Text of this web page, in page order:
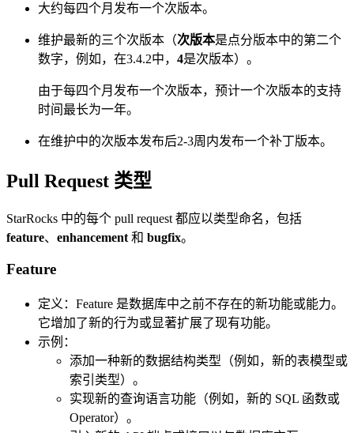
大约每四个月发布一个次版本。
维护最新的三个次版本（次版本是点分版本中的第二个
数字，例如，在3.4.2中， 4是次版本）。
由于每四个月发布一个次版本，预计一个次版本的支持
时间最长为一年。
在维护中的次版本发布后2-3周内发布一个补丁版本。
Pull Request 类型
StarRocks 中的每个 pull request 都应以类型命名，包括
feature、 enhancement和 bugfix。
Feature
定义：Feature 是数据库中之前不存在的新功能或能力。
它增加了新的行为或显著扩展了现有功能。
示例：
添加一种新的数据结构类型（例如，新的表模型或
索引类型）。
实现新的查询语言功能（例如，新的 SQL 函数或
Operator）。